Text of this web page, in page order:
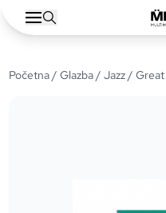
Početna/Glazba/Jazz/ Great